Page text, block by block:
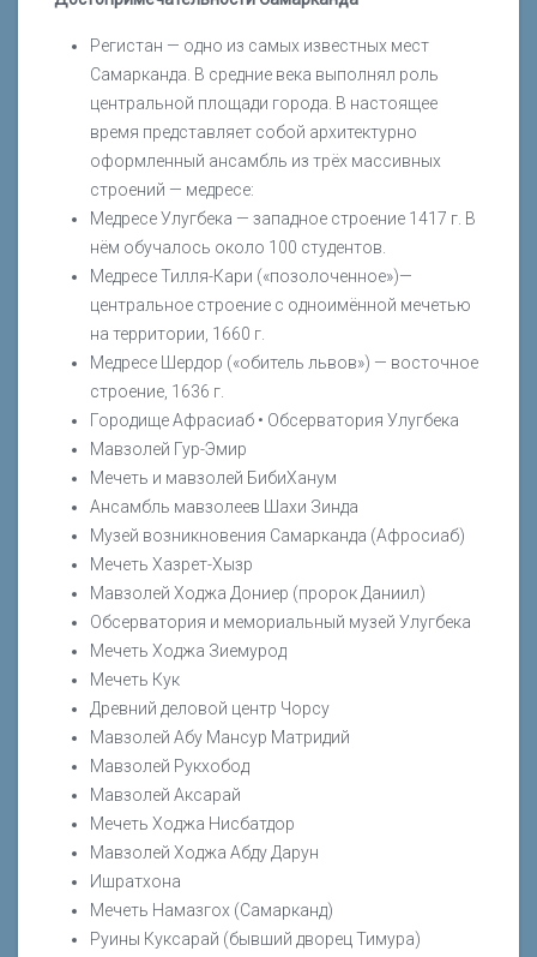
Регистан — одно из самых известных мест
Самарканда. В средние века выполнял роль
центральной площади города. В настоящее
время представляет собой архитектурно
оформленный ансамбль из трёх массивных
строений — медресе:
Медресе Улугбека — западное строение 1417 г. В
нём обучалось около 100 студентов.
Медресе Тилля-Кари («позолоченное»)—
центральное строение с одноимённой мечетью
на территории, 1660 г.
Медресе Шердор («обитель львов») — восточное
строение, 1636 г.
Городище Афрасиаб • Обсерватория Улугбека
Мавзолей Гур-Эмир
Мечеть и мавзолей БибиХанум
Ансамбль мавзолеев Шахи Зинда
Музей возникновения Самарканда (Афросиаб)
Мечеть Хазрет-Хызр
Мавзолей Ходжа Дониер (пророк Даниил)
Обсерватория и мемориальный музей Улугбека
Мечеть Ходжа Зиемурод
Мечеть Кук
Древний деловой центр Чорсу
Мавзолей Абу Мансур Матридий
Мавзолей Рукхобод
Мавзолей Аксарай
Мечеть Ходжа Нисбатдор
Мавзолей Ходжа Абду Дарун
Ишратхона
Мечеть Намазгох (Самарканд)
Руины Куксарай (бывший дворец Тимура)